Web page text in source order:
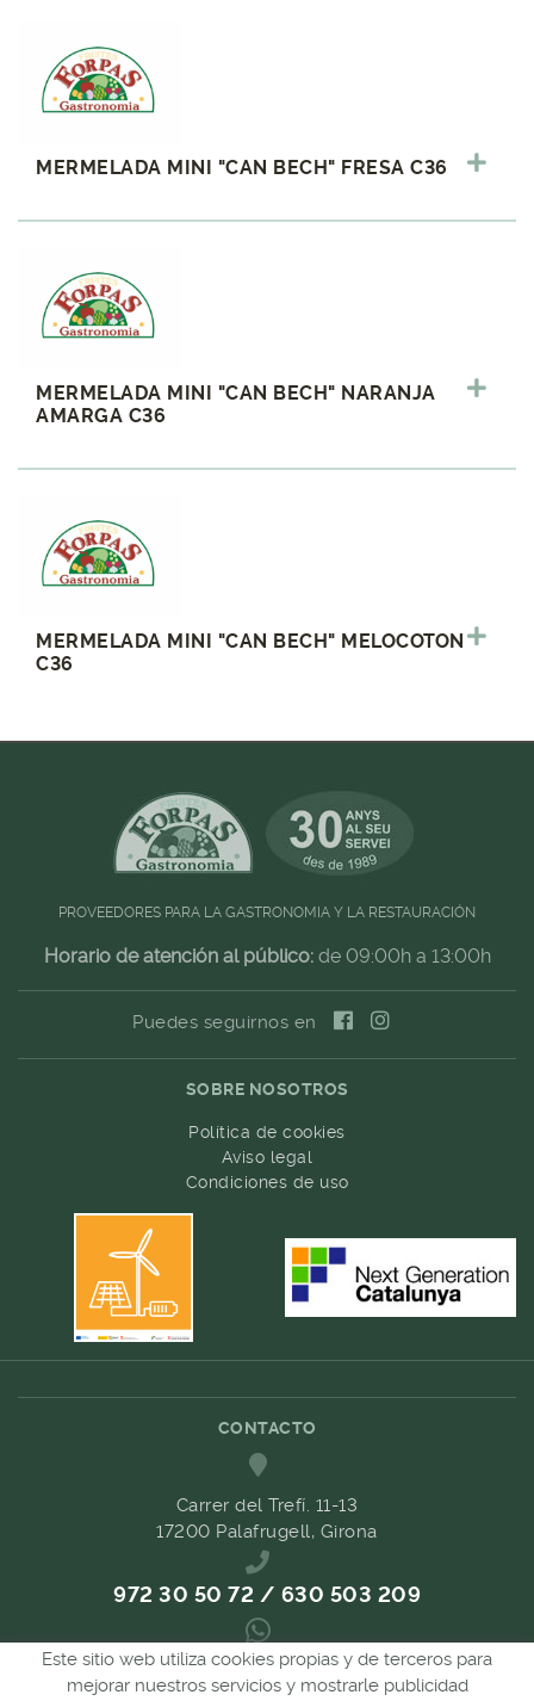
MERMELADA MINI "CAN BECH" FRESA C36
MERMELADA MINI "CAN BECH" NARANJA
AMARGA C36
MERMELADA MINI "CAN BECH" MELOCOTON
C36
PROVEEDORES PARA LA GASTRONOMIA Y LA RESTAURACIÓN
Horario de atención al público:de 09:00h a 13:00h
Puedes seguirnos en
SOBRE NOSOTROS
Política de cookies
Aviso legal
Condiciones de uso
CONTACTO
Carrer del Trefí. 11-13
17200 Palafrugell, Girona
972 30 50 72 / 630 503 209
689 657 489
Este sitio web utiliza cookies propias y de terceros para
mejorar nuestros servicios y mostrarle publicidad